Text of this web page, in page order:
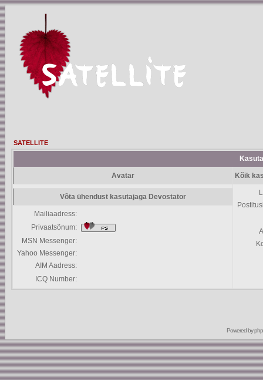
SATELLITE
Avatar Kõik
Võta ühendust kasutajaga Devostator
Mailiaadress:
Privaatsõnum:
MSN Messenger:
Yahoo Messenger:
AIM Aadress:
ICQ Number:
Powered by